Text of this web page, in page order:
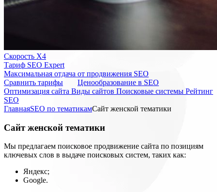
Скорость Х4
Тариф SEO Expert
Максимальная отдача от продвижения SEO
Cравнить тарифы
Ценообразование в SEO
Оптимизация сайта Виды сайтов Поисковые системы Рейтинг
SEO
ГлавнаяSEO по тематикамСайт женской тематики
Сайт женской тематики
Мы предлагаем поисковое продвижение сайта по позициям
ключевых слов в выдаче поисковых систем, таких как:
Яндекс;
Google.